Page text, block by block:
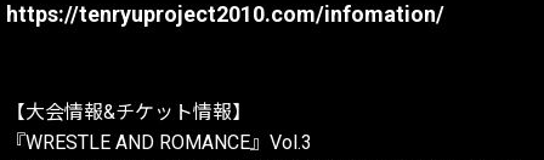
https://tenryuproject2010.com/infomation/
【大会情報&チケット情報】
『WRESTLE AND ROMANCE』Vol.3